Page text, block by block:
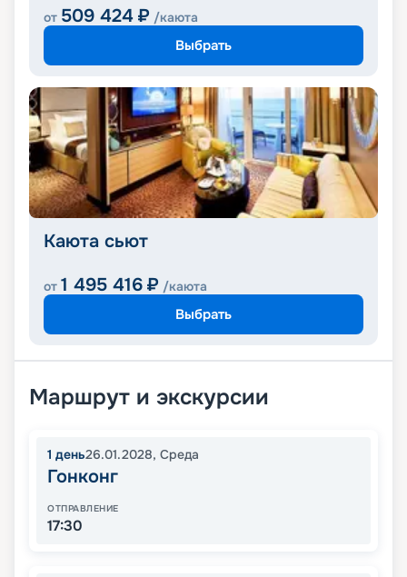
от 509 424 ₽ /каюта
Выбрать
Каюта сьют
от 1 495 416 ₽ /каюта
Выбрать
Маршрут и экскурсии
1 день26.01.2028, Среда
Гонконг
ОТПРАВЛЕНИЕ
17:30